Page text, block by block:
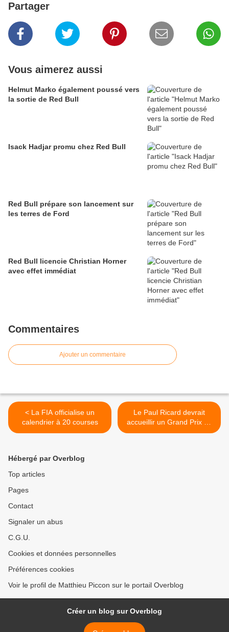
Partager
Vous aimerez aussi
Helmut Marko également poussé vers
la sortie de Red Bull
Isack Hadjar promu chez Red Bull
Red Bull prépare son lancement sur
les terres de Ford
Red Bull licencie Christian Horner
avec effet immédiat
Commentaires
Ajouter un commentaire
< La FIA officialise un
calendrier à 20 courses
Le Paul Ricard devrait
accueillir un Grand Prix de
France en 2018 >
Hébergé par Overblog
Top articles
Pages
Contact
Signaler un abus
C.G.U.
Cookies et données personnelles
Préférences cookies
Voir le profil de Matthieu Piccon sur le portail Overblog
Créer un blog sur Overblog